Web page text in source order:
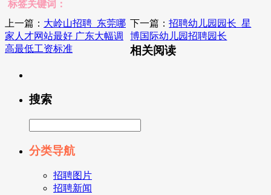
标签关键词：
上一篇： 大岭山招聘_东莞哪
家人才网站最好 广东大幅调
高最低工资标准
下一篇：招聘幼儿园园长_星
博国际幼儿园招聘园长
相关阅读
搜索
分类导航
招聘图片
招聘新闻